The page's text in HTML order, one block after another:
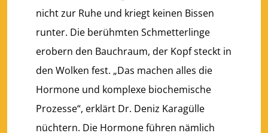
nicht zur Ruhe und kriegt keinen Bissen
runter. Die berühmten Schmetterlinge
erobern den Bauchraum, der Kopf steckt in
den Wolken fest. „Das machen alles die
Hormone und komplexe biochemische
Prozesse“, erklärt Dr. Deniz Karagülle
nüchtern. Die Hormone führen nämlich